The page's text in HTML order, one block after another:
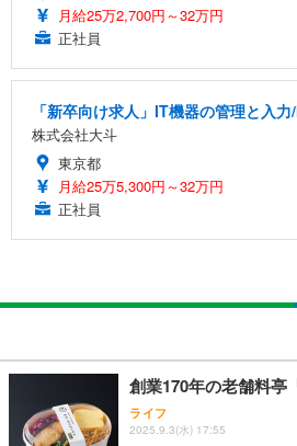
月給25万2,700円～32万円
正社員
「新卒向け求人」IT機器の管理と入
株式会社大斗
東京都
月給25万5,300円～32万円
正社員
創業170年の老舗料亭
ライフ
2025.9.3(水) 17:55